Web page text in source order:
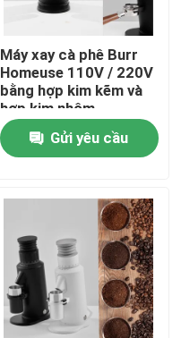
Máy xay cà phê Burr
Homeuse 110V / 220V
bằng hợp kim kẽm và
hợp kim nhôm
Gửi yêu cầu